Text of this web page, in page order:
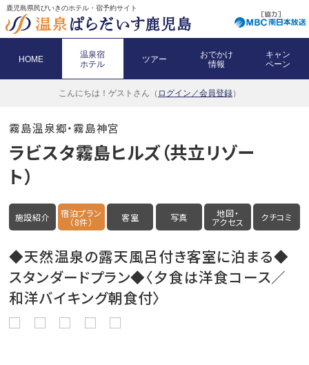
鹿児島県民びいきのホテル・宿予約サイト
HOME
温泉宿
ホテル
ツアー
おでかけ
情報
キャン
ペーン
こんにちは！ ゲストさん（ ログイン／会員登録）
霧島温泉郷・霧島神宮
ラビスタ霧島ヒルズ（共立リゾー
ト）
施設紹介 宿泊プラン
（8件） 客室 写真 地図・
アクセス クチコミ
◆天然温泉の露天風呂付き客室に泊まる◆
スタンダードプラン◆〈夕食は洋食コース／
和洋バイキング朝食付〉